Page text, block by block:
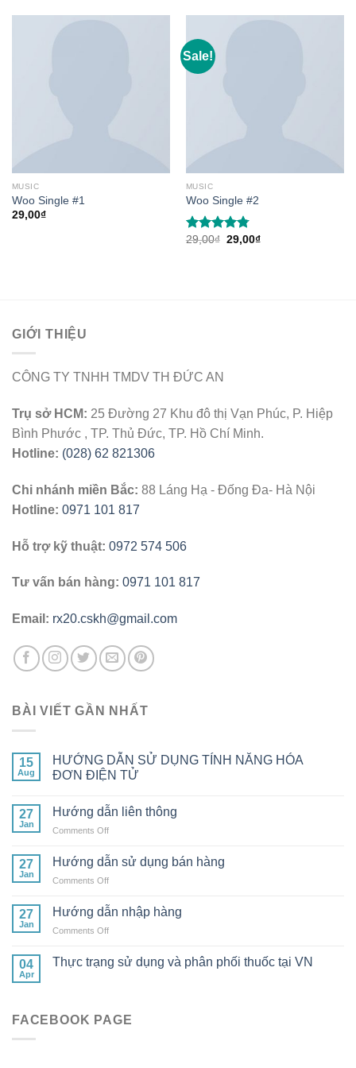
MUSIC
Woo Single #1
29,00₫
Sale!
MUSIC
Woo Single #2
Rated 4.75
29,00₫ Original
29,00₫Current
GIỚI THIỆU
CÔNG TY TNHH TMDV TH ĐỨC AN
Trụ sở HCM: 25 Đường 27 Khu đô thị Vạn Phúc, P. Hiệp
Bình Phước , TP. Thủ Đức, TP. Hồ Chí Minh.
Hotline: (028) 62 821306
Chi nhánh miền Bắc: 88 Láng Hạ - Đống Đa- Hà Nội
Hotline: 0971 101 817
Hỗ trợ kỹ thuật: 0972 574 506
Tư vấn bán hàng: 0971 101 817
Email: rx20.cskh@gmail.com
BÀI VIẾT GẦN NHẤT
15
Aug
HƯỚNG DẪN SỬ DỤNG TÍNH NĂNG HÓA
ĐƠN ĐIỆN TỬ
27
Jan
Hướng dẫn liên thông
Comments Offon
dẫn
27
Jan
Hướng dẫn sử dụng bán hàng
Comments Offon
dẫn
hàng
27
Jan
Hướng dẫn nhập hàng
Comments Offon
nhập
04
Apr
Thực trạng sử dụng và phân phối thuốc tại VN
FACEBOOK PAGE